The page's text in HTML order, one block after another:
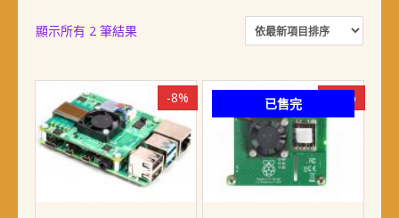
顯示所有 2 筆結果依
項
排
序
-8% 已售完 -27%